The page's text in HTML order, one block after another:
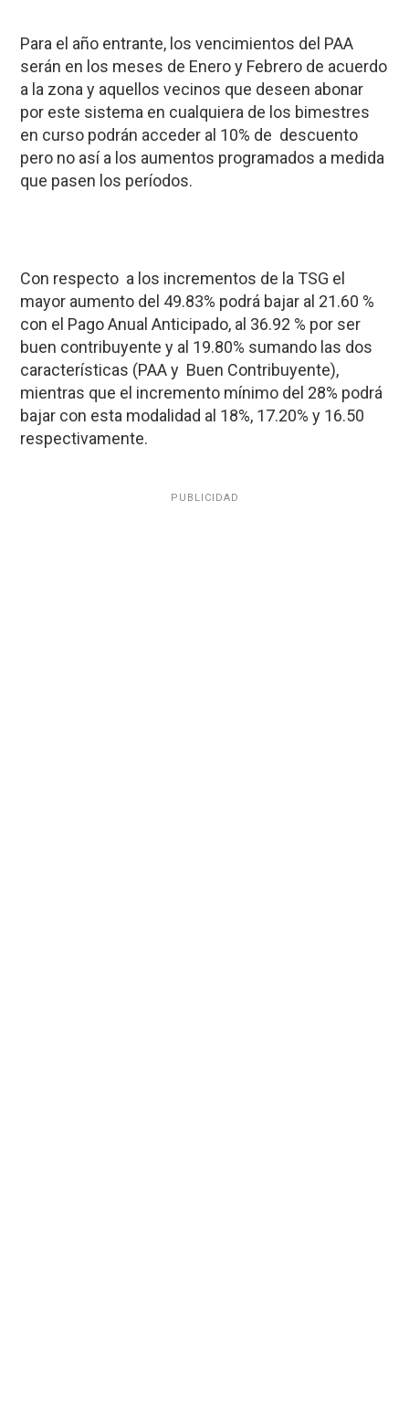
Para el año entrante, los vencimientos del PAA
serán en los meses de Enero y Febrero de acuerdo
a la zona y aquellos vecinos que deseen abonar
por este sistema en cualquiera de los bimestres
en curso podrán acceder al 10% de descuento
pero no así a los aumentos programados a medida
que pasen los períodos.
Con respecto a los incrementos de la TSG el
mayor aumento del 49.83% podrá bajar al 21.60 %
con el Pago Anual Anticipado, al 36.92 % por ser
buen contribuyente y al 19.80% sumando las dos
características (PAA y Buen Contribuyente),
mientras que el incremento mínimo del 28% podrá
bajar con esta modalidad al 18%, 17.20% y 16.50
respectivamente.
PUBLICIDAD